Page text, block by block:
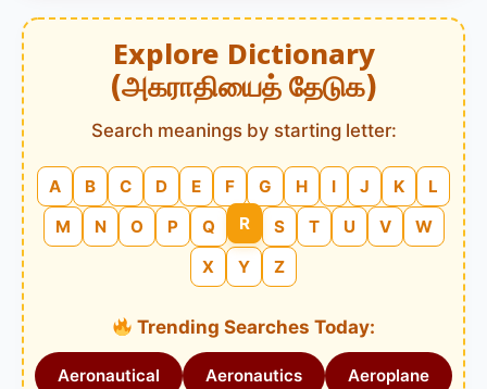
Explore Dictionary
(அகராதியைத் தேடுக)
Search meanings by starting letter:
A B C D E F G H I J K
L
M
N O P Q R S T U V
W
X
Y Z
Trending Searches Today:
Aeronautical Aeronautics Aeroplane